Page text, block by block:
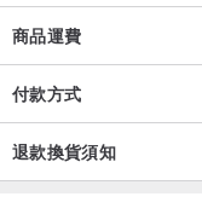
商品運費
付款方式
退款換貨須知